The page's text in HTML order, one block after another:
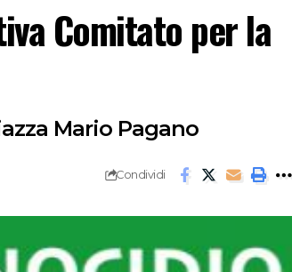
Comitato per la
Mario Pagano
Condividi